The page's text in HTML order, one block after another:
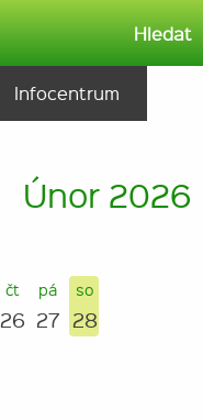
Hledat
Infocentrum
Únor 2026
čt
26
pá
27
so
28